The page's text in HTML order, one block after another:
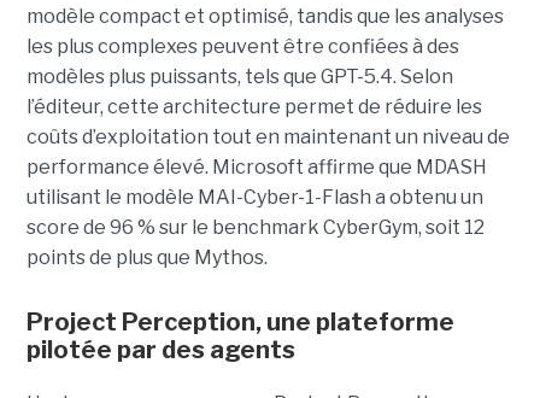
modèle compact et optimisé, tandis que les analyses
les plus complexes peuvent être confiées à des
modèles plus puissants, tels que GPT-5.4. Selon
l’éditeur, cette architecture permet de réduire les
coûts d’exploitation tout en maintenant un niveau de
performance élevé. Microsoft affirme que MDASH
utilisant le modèle MAI-Cyber-1-Flash a obtenu un
score de 96 % sur le benchmark CyberGym, soit 12
points de plus que Mythos.
Project Perception, une plateforme
pilotée par des agents